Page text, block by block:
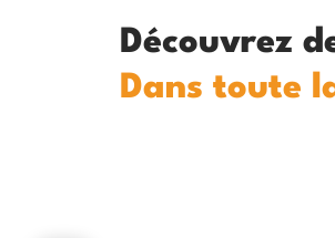
Découvrez
Dans toute